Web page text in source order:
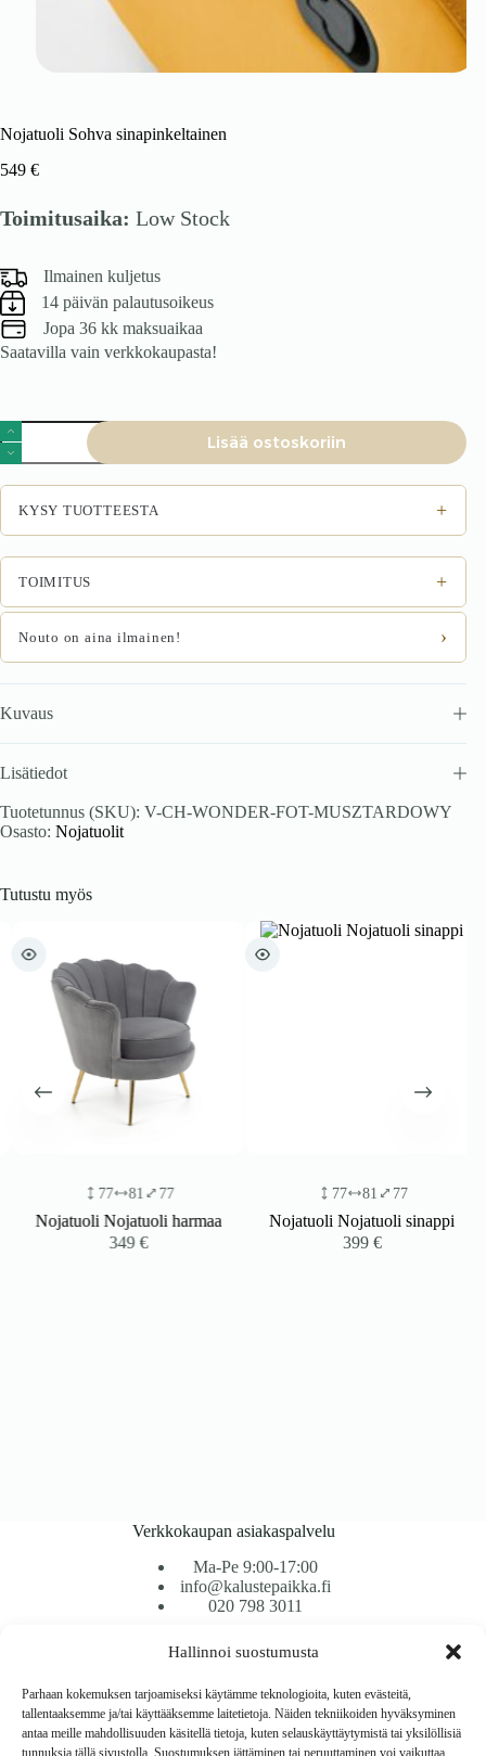
Hallinnoi suostumusta
Parhaan kokemuksen tarjoamiseksi käytämme teknologioita, kuten evästeitä,
tallentaaksemme ja/tai käyttääksemme laitetietoja. Näiden tekniikoiden hyväksyminen
antaa meille mahdollisuuden käsitellä tietoja, kuten selauskäyttäytymistä tai yksilöllisiä
tunnuksia tällä sivustolla. Suostumuksen jättäminen tai peruuttaminen voi vaikuttaa
Nojatuoli Sohva sinapinkeltainen
549 €
Toimitusaika: Low Stock
Ilmainen kuljetus
14 päivän palautusoikeus
Jopa 36 kk maksuaikaa
Saatavilla vain verkkokaupasta!
Nojatuoli
Sohva
sinapinkeltainen
määrä
Lisää ostoskoriin
KYSY TUOTTEESTA +
TOIMITUS +
Nouto on aina ilmainen! ›
Kuvaus
Lisätiedot
Tuotetunnus (SKU): V-CH-WONDER-FOT-MUSZTARDOWY
Osasto: Nojatuolit
Tutustu myös
77 81 77
Nojatuoli Nojatuoli harmaa
349€
77 81 77
Nojatuoli Nojatuoli sinappi
399€
Verkkokaupan asiakaspalvelu
Ma-Pe 9:00-17:00
info@kalustepaikka.fi
020 798 3011
Tavarantoimitus / Maksutavat
Toimitustavat
Maksutavat
Vaihto ja palautus
Reklamaatiot